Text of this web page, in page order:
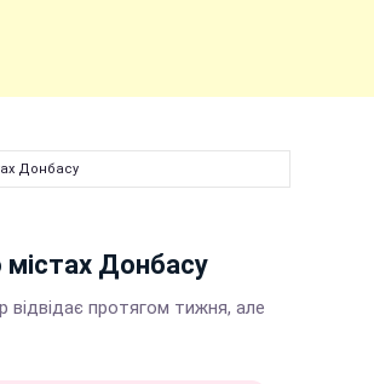
Донбасу
Донбасу
протягом тижня, але